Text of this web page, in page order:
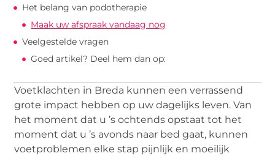
Het belang van podotherapie
Maak uw afspraak vandaag nog
Veelgestelde vragen
Goed artikel? Deel hem dan op:
Voetklachten in Breda kunnen een verrassend
grote impact hebben op uw dagelijks leven. Van
het moment dat u ’s ochtends opstaat tot het
moment dat u ’s avonds naar bed gaat, kunnen
voetproblemen elke stap pijnlijk en moeilijk